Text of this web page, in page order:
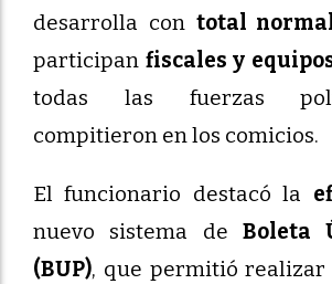
desarrolla con total
participanfiscales y
todas las fuerzas
compitieron en los comicios.
El funcionario destacó la
nuevo sistema deBoleta
(BUP), que permitió realizar